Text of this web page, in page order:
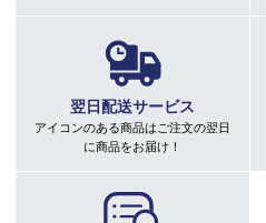
翌日配送サービス
アイコンのある商品はご注文の翌日
に商品をお届け！